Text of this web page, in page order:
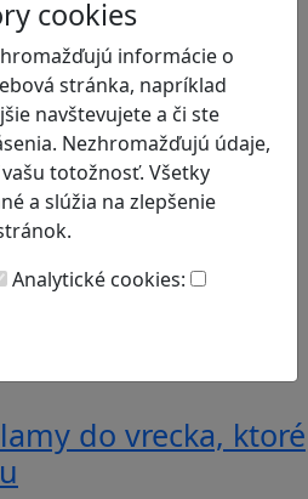
cookies
informácie o
stránka, napríklad
navštevujete a či ste
Nezhromažďujú údaje,
totožnosť. Všetky
a slúžia na zlepšenie
Analytické cookies:
kooperácia
do vrecka, ktoré